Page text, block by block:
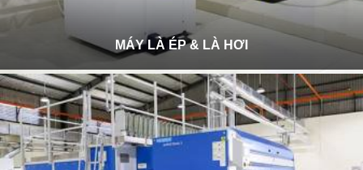
MÁY LÀ ÉP & LÀ HƠI